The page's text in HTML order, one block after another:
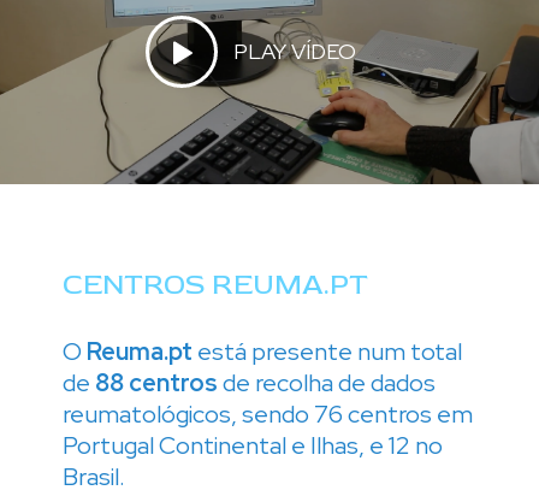
PLAY VÍDEO
CENTROS REUMA.PT
O Reuma.pt está presente num total
de 88centrosde recolha de dados
reumatológicos, sendo 76 centros em
Portugal Continental e Ilhas, e 12 no
Brasil.